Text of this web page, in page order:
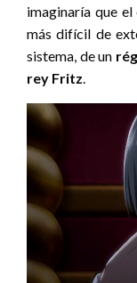
imaginaría que
más difícil de
sistema, de un
rey Fritz.